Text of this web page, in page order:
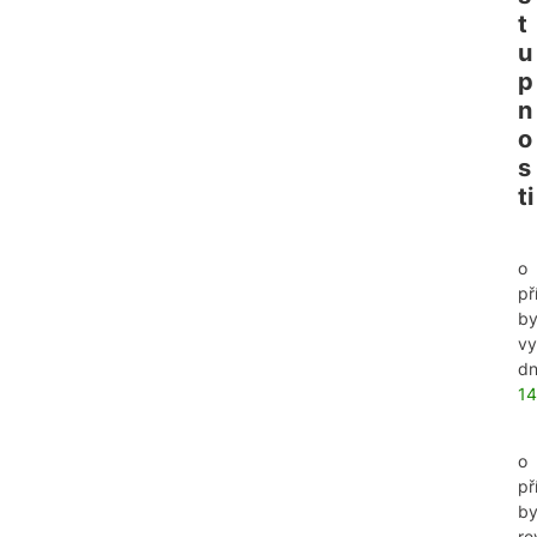
t
u
p
n
o
s
ti
o
o